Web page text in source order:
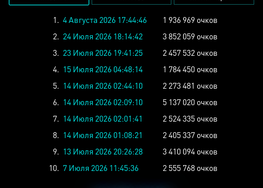
1. 4 Августа 2026 17:44:46
1 936 969 очков
2. 24 Июля 2026 18:14:42
3 852 059 очков
3. 23 Июля 2026 19:41:25
2 457 532 очков
4. 15 Июля 2026 04:48:14
1 784 450 очков
5. 14 Июля 2026 02:44:10
2 273 481 очков
6. 14 Июля 2026 02:09:10
5 137 020 очков
7. 14 Июля 2026 02:01:41
2 524 335 очков
8. 14 Июля 2026 01:08:21
2 405 337 очков
9. 13 Июля 2026 20:26:28
3 410 094 очков
10. 7 Июля 2026 11:45:36 2 555 768 очков